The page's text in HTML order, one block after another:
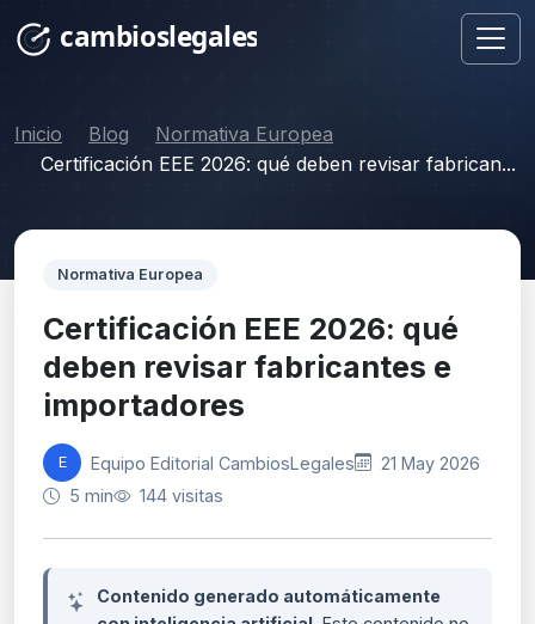
Inicio Blog
Normativa Europea
Certificación EEE 2026: qué deben revisar fabrican...
Normativa Europea
Certificación EEE 2026: qué
deben revisar fabricantes e
importadores
E Equipo Editorial CambiosLegales
21 May 2026
5 min
144 visitas
Contenido generado automáticamente